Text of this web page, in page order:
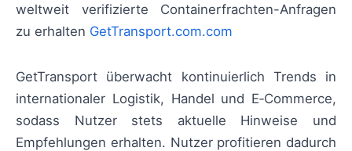
weltweit verifizierte Containerfrachten-Anfragen
zu erhalten GetTransport.com.com
GetTransport überwacht kontinuierlich Trends in
internationaler Logistik, Handel und E‑Commerce,
sodass Nutzer stets aktuelle Hinweise und
Empfehlungen erhalten. Nutzer profitieren dadurch